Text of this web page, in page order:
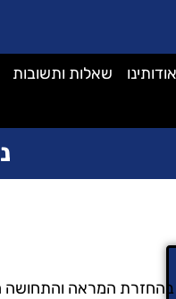
אודותינו שאלות ותשובות
המראה והתחושה